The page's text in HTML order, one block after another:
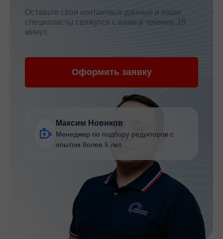
Оставьте свои контактные данные и наши
специалисты свяжутся с вами в течение 15
минут.
Оформить заявку
Максим Новиков
Менеджер по подбору редукторов с
опытом более 5 лет.